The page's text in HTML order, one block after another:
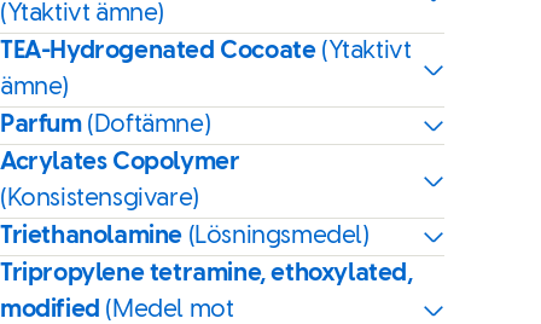
(Ytaktivt ämne)
TEA-Hydrogenated Cocoate (Ytaktivt
ämne)
Parfum (Doftämne)
Acrylates Copolymer
(Konsistensgivare)
Triethanolamine (Lösningsmedel)
Tripropylene tetramine, ethoxylated,
modified (Medel mot